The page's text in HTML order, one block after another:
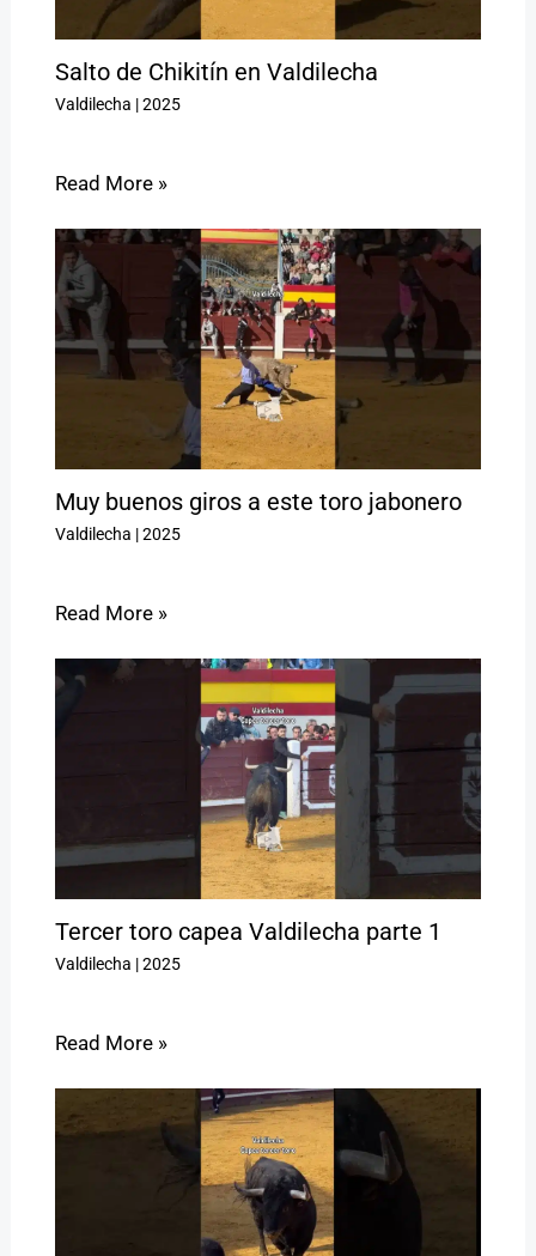
Salto de Chikitín en Valdilecha
Valdilecha |2025
Read More »
Muy buenos giros a este toro jabonero
Valdilecha |2025
Read More »
Tercer toro capea Valdilecha parte 1
Valdilecha |2025
Read More »